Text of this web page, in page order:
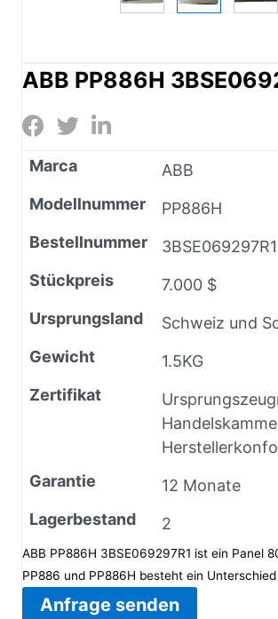
ABB PP886H
Marca
ABB
Modellnummer
PP886H
Bestellnummer
3BSE069297R1
Stückpreis
7.000 $
Ursprungsland
Schweiz und
Gewicht
1.5KG
Zertifikat
Garantie
12 Monate
Lagerbestand
2
ABB PP886H 3BSE069297R1 ist ein Panel
PP886 und PP886H besteht ein
Anfrage senden